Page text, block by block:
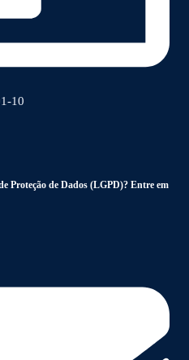
10
Proteção de Dados (LGPD)? Entre em